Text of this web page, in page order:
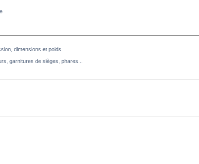
dimensions et poids
garnitures de sièges, phares...